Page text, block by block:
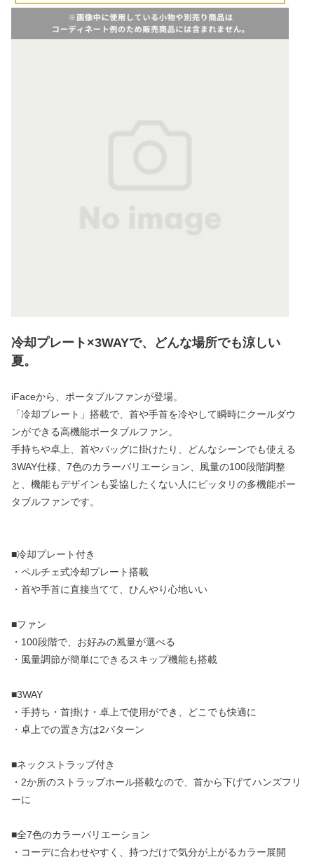
冷却プレート×3WAYで、どんな場所でも涼しい
夏。
iFaceから、ポータブルファンが登場。
「冷却プレート」搭載で、首や手首を冷やして瞬時にクールダウ
ンができる高機能ポータブルファン。
手持ちや卓上、首やバッグに掛けたり、どんなシーンでも使える
3WAY仕様、7色のカラーバリエーション、風量の100段階調整
と、機能もデザインも妥協したくない人にピッタリの多機能ポー
タブルファンです。
■冷却プレート付き
・ペルチェ式冷却プレート搭載
・首や手首に直接当てて、ひんやり心地いい
■ファン
・100段階で、お好みの風量が選べる
・風量調節が簡単にできるスキップ機能も搭載
■3WAY
・手持ち・首掛け・卓上で使用ができ、どこでも快適に
・卓上での置き方は2パターン
■ネックストラップ付き
・2か所のストラップホール搭載なので、首から下げてハンズフリ
ーに
■全7色のカラーバリエーション
・コーデに合わせやすく、持つだけで気分が上がるカラー展開